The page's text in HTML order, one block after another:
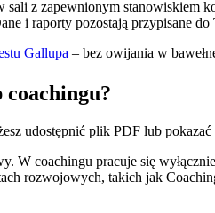
z zapewnionym
i raporty pozostają przypisane
Gallupa – bez owijania w
udostępnić plik PDF lub
W coachingu pracuje się
rozwojowych, takich jak